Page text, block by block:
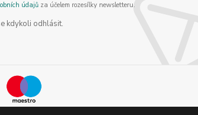
údajůza účelem rozesílky newsletteru.
kdykoli odhlásit.